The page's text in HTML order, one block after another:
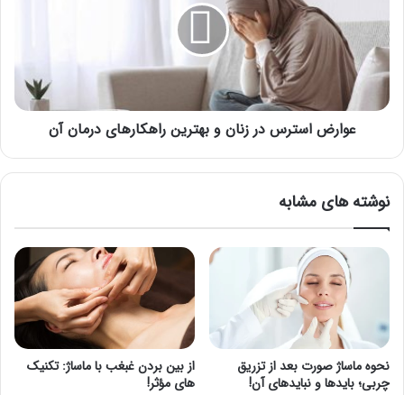
و
بهترین
راهکارهای
درمان
آن
عوارض استرس در زنان و بهترین راهکارهای درمان آن
نوشته های مشابه
نحوه ماساژ صورت بعد از تزریق
چربی؛ بایدها و نبایدهای آن!
از بین بردن غبغب با ماساژ: تکنیک
های مؤثر!